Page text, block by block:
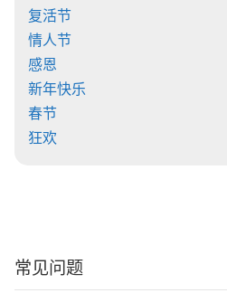
复活节
情人节
感恩
新年快乐
春节
狂欢
常见问题